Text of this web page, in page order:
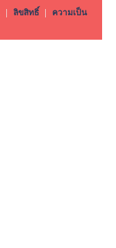
| ลิขสิทธิ์ | ความเป็น